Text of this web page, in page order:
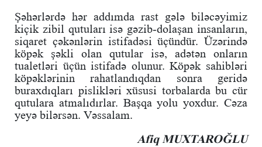
Şəhərlərdə hər addımda rast gələ biləcəyimiz
kiçik zibil qutuları isə gəzib-dolaşan insanların,
siqaret çəkənlərin istifadəsi üçündür. Üzərində
köpək şəkli olan qutular isə, adətən onların
tualetləri üçün istifadə olunur. Köpək sahibləri
köpəklərinin rahatlandıqdan sonra geridə
buraxdıqları pislikləri xüsusi torbalarda bu cür
qutulara atmalıdırlar. Başqa yolu yoxdur. Cəza
yeyə bilərsən. Vəssalam.
Afiq MUXTAROĞLU